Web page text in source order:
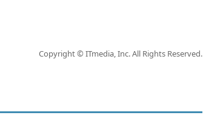
Copyright © ITmedia, Inc. All Rights Reserved.